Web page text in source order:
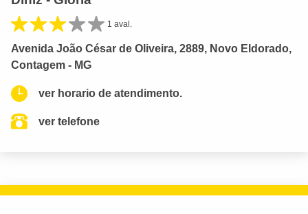
1 aval.
Avenida João César de Oliveira, 2889, Novo Eldorado,
Contagem - MG
ver horario de atendimento.
ver telefone